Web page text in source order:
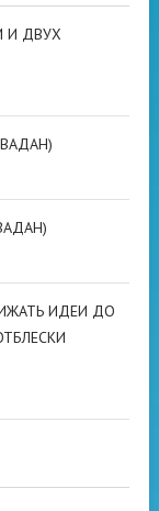
И ДВУХ
ИДЕИ ДО